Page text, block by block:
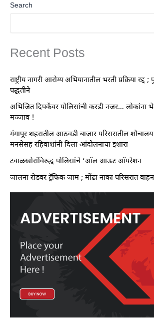
Search
Recent Posts
राष्ट्रीय नागरी आरोग्य अभियानातील भरती प्रक्रिया रद्द
पद्धतीने
अभिजित दिपकेंवर पोलिसांची करडी नजर… लोकांना
मज्जाव !
गंगापूर शहरातील आठवडी बाजार परिसरातील
मनसेसह रहिवाशांनी दिला आंदोलनाचा इशारा
टवाळखोरांविरुद्ध पोलिसांचे ‘ऑल आऊट ऑपरेशन
जालना रोडवर ट्रॅफिक जाम ; मोंढा नाका परिसरात